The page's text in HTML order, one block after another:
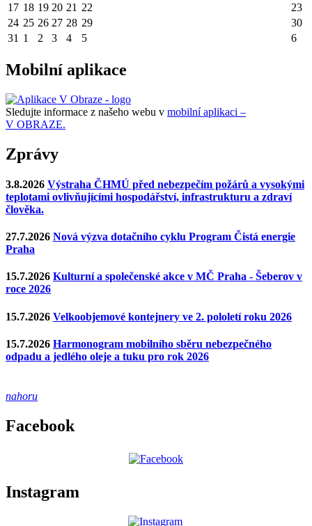
17 18 19 20 21 22
23
24 25 26 27 28 29
30
31 1 2 3 4 5 6
Mobilní aplikace
Sledujte informace z našeho webu v mobilní aplikaci –
V OBRAZE.
Zprávy
3.8.2026 Výstraha ČHMÚ před nebezpečím požárů a vysokými
teplotami ovlivňujícími hospodářství, infrastrukturu a zdraví
člověka.
27.7.2026 Nová výzva dotačního cyklu Program Čistá energie
Praha
15.7.2026 Kulturní a společenské akce v MČ Praha - Šeberov v
roce 2026
15.7.2026 Velkoobjemové kontejnery ve 2. pololetí roku 2026
15.7.2026 Harmonogram mobilního sběru nebezpečného
odpadu a jedlého oleje a tuku pro rok 2026
nahoru
Facebook
Instagram